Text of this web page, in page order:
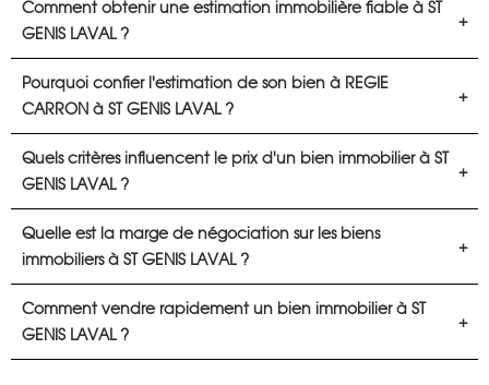
Comment obtenir une estimation immobilière fiable à ST
GENIS LAVAL ?
Pourquoi confier l'estimation de son bien à REGIE
CARRON à ST GENIS LAVAL ?
Quels critères influencent le prix d'un bien immobilier à ST
GENIS LAVAL ?
Quelle est la marge de négociation sur les biens
immobiliers à ST GENIS LAVAL ?
Comment vendre rapidement un bien immobilier à ST
GENIS LAVAL ?